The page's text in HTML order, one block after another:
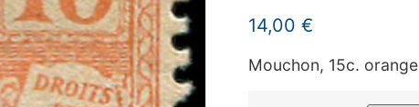
14,00 €
Mouchon, 15c. orange